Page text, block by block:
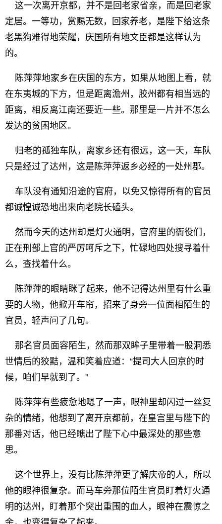
这一次离开京都，并不是回老家省亲，而是回老家
定居。一等功，赏赐无数，回家养老，是陛下给这条
老黑狗难得地荣耀，庆国所有地文臣都是这样认为
的。
陈萍萍地家乡在庆国的东方，如果从地图上看，就
在东夷城的下方，但是距离澹州，胶州都有相当远的
距离，相反离江南还要近一些。那里是一片并不怎么
发达的贫困地区。
归老的孤独车队，离家乡还有很远，这一天，车队
只是经过了达州，这是陈萍萍返乡必经的一处州郡。
车队没有通知沿途的官府，以免又惊得所有的官员
都诚惶诚恐地出来向老院长磕头。
然而今天的达州却是灯火通明，官府里的衙役们，
正在刑部上官的严厉呵斥之下，忙碌地四处搜寻着什
么，查找着什么。
陈萍萍的眼睛眯了起来，他不记得达州里有什么重
要的人物，他掀开车帘，招来了身旁一位面相陌生的
官员，轻声问了几句。
那名官员面容陌生，然而那双眸子里带着一股洞悉
世情后的狡黠，温和笑着应道：“提司大人回京的时
候，咱们早就到了。”
陈萍萍有些疲惫地嗯了一声，眼神里却闪过一丝复
杂的情绪，他想到了离开京都前，在皇宫里与陛下的
那番对话，他已经瞧出了陛下心中最深处的那些意
思。
这个世界上，没有比陈萍萍更了解庆帝的人，所以
他的眼神很复杂。而马车旁那位陌生官员盯着灯火通
明的达州，盯着那个突出重围的血人，眼神在震惊之